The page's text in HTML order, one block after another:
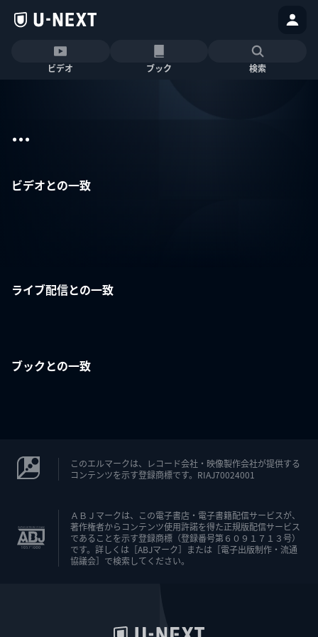
ビデオ ブック 検索
...
ビデオとの一致
ライブ配信との一致
ブックとの一致
このエルマークは、レコード会社・映像製作会社が提供する
コンテンツを示す登録商標です。RIAJ70024001
ＡＢＪマークは、この電子書店・電子書籍配信サービスが、
著作権者からコンテンツ使用許諾を得た正規版配信サービス
であることを示す登録商標（登録番号第６０９１７１３号）
です。詳しくは［ABJマーク］または［電子出版制作・流通
協議会］で検索してください。